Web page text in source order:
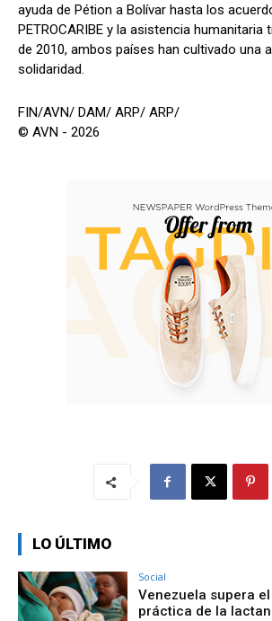
ayuda de Pétion a Bolívar hasta los
PETROCARIBE y la asistencia
de 2010, ambos países han cultivado una
solidaridad.
FIN/AVN/ DAM/ ARP/ ARP/
© AVN - 2026
LO ÚLTIMO
Social
Venezuela supera el
práctica de la